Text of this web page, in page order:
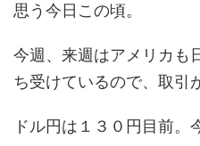
思う今日この頃。
今週、来週はアメリカも
ち受けているので、取引
ドル円は１３０円目前。